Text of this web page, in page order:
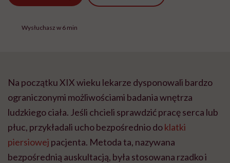
Wysłuchasz w 6 min
Na początku XIX wieku lekarze dysponowali bardzo
ograniczonymi możliwościami badania wnętrza
ludzkiego ciała. Jeśli chcieli sprawdzić pracę serca lub
płuc, przykładali ucho bezpośrednio doklatki
piersiowej pacjenta. Metoda ta, nazywana
bezpośrednią auskultacją, była stosowana rzadko i